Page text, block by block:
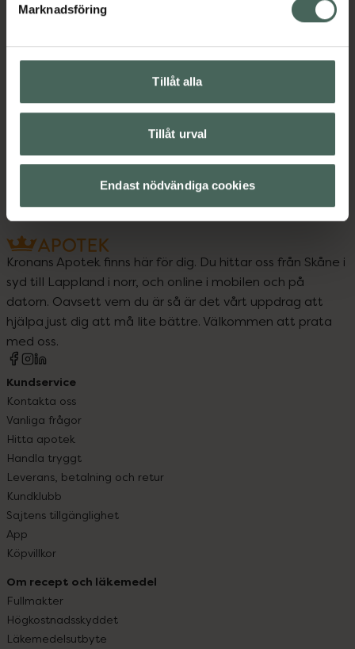
Marknadsföring
Tillåt alla
Tillåt urval
Endast nödvändiga cookies
Kategorier:
Kronans Apotek finns här för dig. Du hittar oss från Skåne i
syd till Lappland i norr, och online i mobilen och på
datorn. Oavsett vem du är så är det vårt uppdrag att
hjälpa just dig att må lite bättre. Välkommen att prata
med oss.
Kundservice
Kontakta oss
Vanliga frågor
Hitta apotek
Handla tryggt
Leverans, betalning och retur
Kundklubb
Sajtens tillgänglighet
App
Köpvillkor
Om recept och läkemedel
Fullmakter
Högkostnadsskyddet
Läkemedelsutbyte